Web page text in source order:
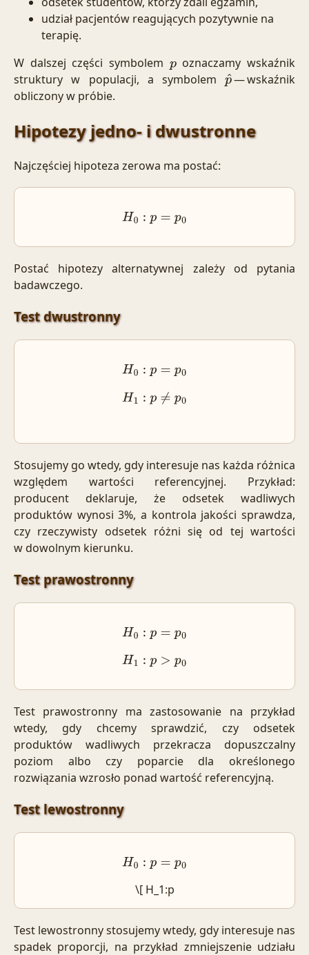
udział pacjentów reagujących pozytywnie na
terapię.
W dalszej części symbolem poznaczamy wskaźnik
struktury w populacji, a symbolemp^
— wskaźnik
obliczony w próbie.
Hipotezy jedno- i dwustronne
Najczęściej hipoteza zerowa ma postać:
H 0 p =p0
Postać hipotezy alternatywnej zależy od pytania
badawczego.
Test dwustronny
H 0 p =p0
H 1 p ≠p0
Stosujemy go wtedy, gdy interesuje nas każda różnica
względem wartości referencyjnej. Przykład:
producent deklaruje, że odsetek wadliwych
produktów wynosi 3%, a kontrola jakości sprawdza,
czy rzeczywisty odsetek różni się od tej wartości
w dowolnym kierunku.
Test prawostronny
H 0 p =p0
H 1 p >p 0
Test prawostronny ma zastosowanie na przykład
wtedy, gdy chcemy sprawdzić, czy odsetek
produktów wadliwych przekracza dopuszczalny
poziom albo czy poparcie dla określonego
rozwiązania wzrosło ponad wartość referencyjną.
Test lewostronny
H 0 p =p0
\[ H_1:p
Test lewostronny stosujemy wtedy, gdy interesuje nas
spadek proporcji, na przykład zmniejszenie udziału